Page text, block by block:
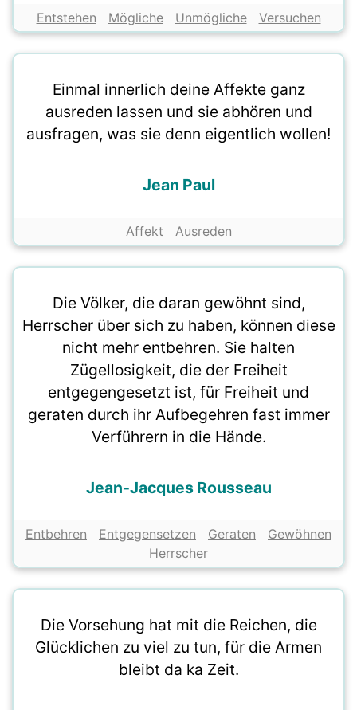
Entstehen Mögliche Unmögliche Versuchen
Einmal innerlich deine Affekte ganz
ausreden lassen und sie abhören und
ausfragen, was sie denn eigentlich wollen!
Jean Paul
Affekt Ausreden
Die Völker, die daran gewöhnt sind,
Herrscher über sich zu haben, können diese
nicht mehr entbehren. Sie halten
Zügellosigkeit, die der Freiheit
entgegengesetzt ist, für Freiheit und
geraten durch ihr Aufbegehren fast immer
Verführern in die Hände.
Jean-Jacques Rousseau
Entbehren Entgegensetzen Geraten
Gewöhnen
Herrscher
Die Vorsehung hat mit die Reichen, die
Glücklichen zu viel zu tun, für die Armen
bleibt da ka Zeit.